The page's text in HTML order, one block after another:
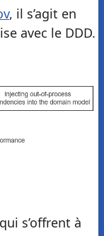
, il s’agit en
avec le DDD.
s’offrent à